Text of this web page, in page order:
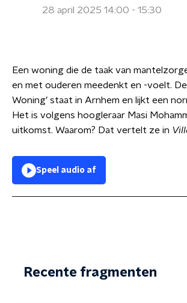
28 april 2025 14:00 - 15:30
Een woning die de taak van
en met ouderen meedenkt en -voelt.
Woning’ staat in Arnhem en lijkt een
Het is volgens hoogleraar Masi
uitkomst. Waarom? Dat vertelt ze in
Speel audio af
Recente fragmenten